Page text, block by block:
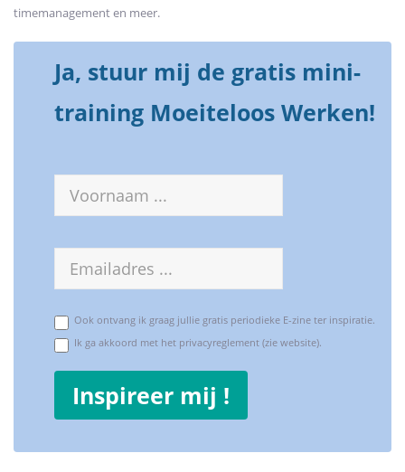
timemanagement en meer.
Ja, stuur mij de gratis mini-
training Moeiteloos Werken!
Voornaam
E-
mailadres
Ook ontvang ik graag jullie gratis periodieke E-zine ter inspiratie.
Ik ga akkoord met het privacyreglement (zie website).
Inspireer mij !